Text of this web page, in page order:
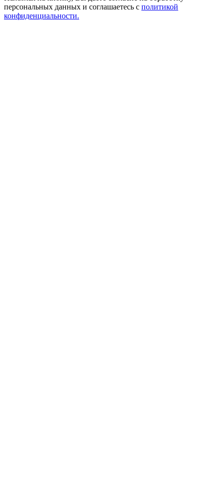
персональных данных и соглашаетесь с политикой
конфиденциальности.